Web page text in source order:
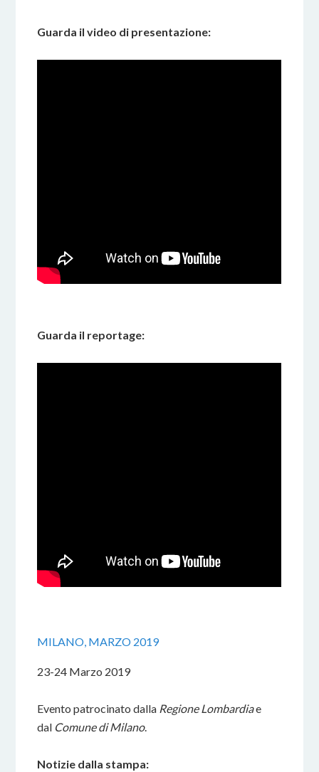
Guarda il video di presentazione:
Guarda il reportage:
MILANO, MARZO 2019
23-24 Marzo 2019
Evento patrocinato dalla Regione Lombardiae
dal Comune di Milano.
Notizie dalla stampa: